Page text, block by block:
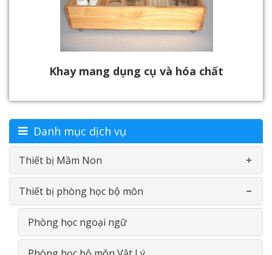
Khay mang dụng cụ và hóa chất
Danh mục dịch vụ
Thiết bị Mầm Non
Bàn-Ghế mầm non
Đồ chơi nhựa theo thông tư
Thiết bị phòng học bộ môn
Phòng học ngoại ngữ